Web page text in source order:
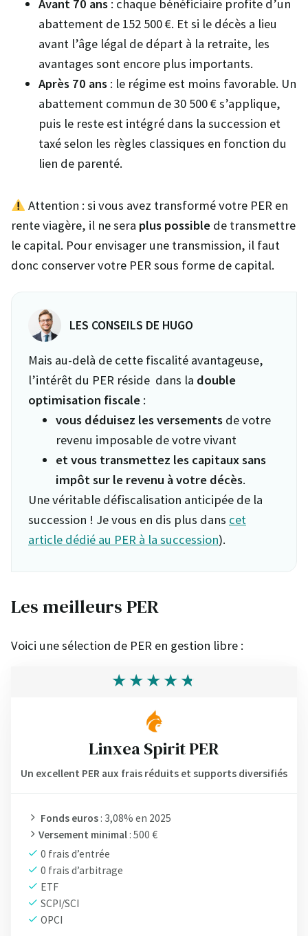
Avant 70 ans : chaque bénéficiaire profite d’un
abattement de 152 500 €. Et si le décès a lieu
avant l’âge légal de départ à la retraite, les
avantages sont encore plus importants.
Après 70 ans : le régime est moins favorable. Un
abattement commun de 30 500 € s’applique,
puis le reste est intégré dans la succession et
taxé selon les règles classiques en fonction du
lien de parenté.
Attention : si vous avez transformé votre PER en
rente viagère, il ne sera plus possible de transmettre
le capital. Pour envisager une transmission, il faut
donc conserver votre PER sous forme de capital.
LES CONSEILS DE HUGO
Mais au-delà de cette fiscalité avantageuse,
l’intérêt du PER réside dans la double
optimisation fiscale :
vous déduisez les versements de votre
revenu imposable de votre vivant
et vous transmettez les capitaux sans
impôt sur le revenu à votre décès.
Une véritable défiscalisation anticipée de la
succession ! Je vous en dis plus dans cet
article dédié au PER à la succession).
Les meilleurs PER
Voici une sélection de PER en gestion libre :
Linxea Spirit PER
Un excellent PER aux frais réduits et supports diversifiés
Fonds euros : 3,08% en 2025
Versement minimal : 500 €
0 frais d’entrée
0 frais d’arbitrage
ETF
SCPI/SCI
OPCI